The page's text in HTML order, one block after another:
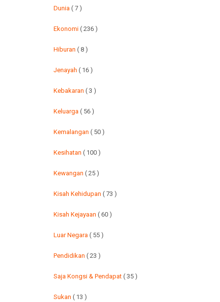
Dunia ( 7 )
Ekonomi ( 236 )
Hiburan ( 8 )
Jenayah ( 16 )
Kebakaran ( 3 )
Keluarga ( 56 )
Kemalangan ( 50 )
Kesihatan ( 100 )
Kewangan ( 25 )
Kisah Kehidupan ( 73 )
Kisah Kejayaan ( 60 )
Luar Negara ( 55 )
Pendidikan ( 23 )
Saja Kongsi & Pendapat ( 35 )
Sukan ( 13 )